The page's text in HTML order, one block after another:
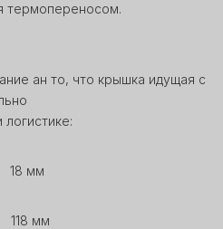
термопереносом.
ан то, что крышка идущая с
мм
мм